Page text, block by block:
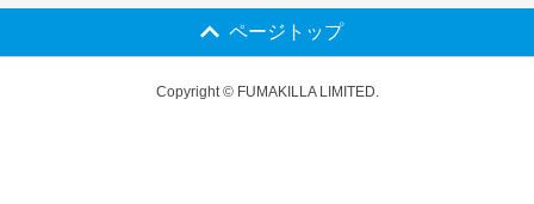
ページトップ
Copyright © FUMAKILLA LIMITED.